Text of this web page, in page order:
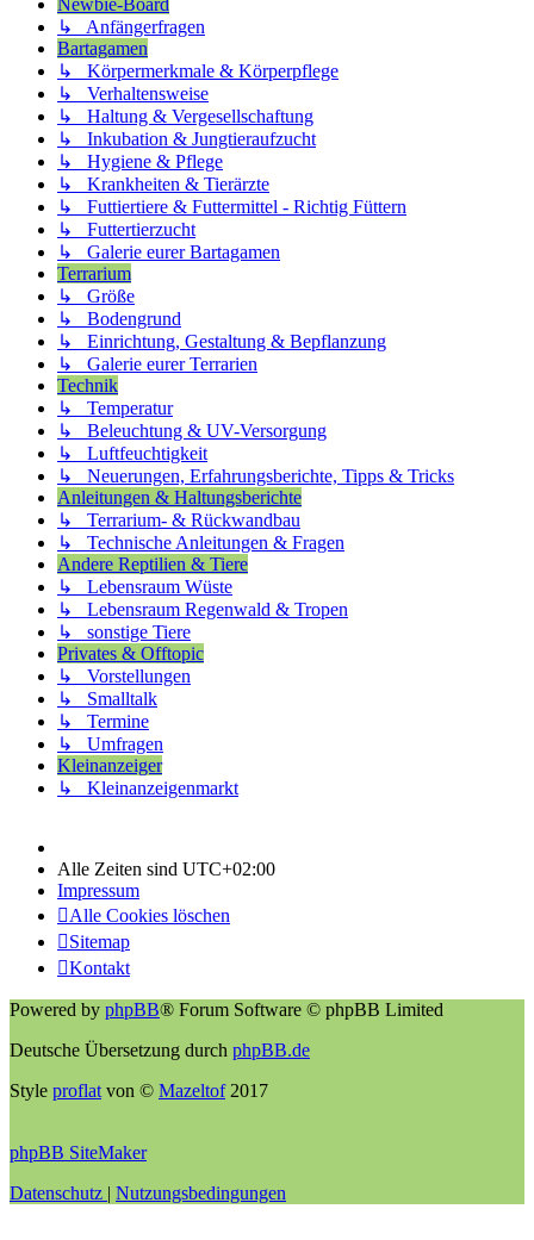
Newbie-Board
↳ Anfängerfragen
Bartagamen
↳ Körpermerkmale & Körperpflege
↳ Verhaltensweise
↳ Haltung & Vergesellschaftung
↳ Inkubation & Jungtieraufzucht
↳ Hygiene & Pflege
↳ Krankheiten & Tierärzte
↳ Futtiertiere & Futtermittel - Richtig Füttern
↳ Futtertierzucht
↳ Galerie eurer Bartagamen
Terrarium
↳ Größe
↳ Bodengrund
↳ Einrichtung, Gestaltung & Bepflanzung
↳ Galerie eurer Terrarien
Technik
↳ Temperatur
↳ Beleuchtung & UV-Versorgung
↳ Luftfeuchtigkeit
↳ Neuerungen, Erfahrungsberichte, Tipps & Tricks
Anleitungen & Haltungsberichte
↳ Terrarium- & Rückwandbau
↳ Technische Anleitungen & Fragen
Andere Reptilien & Tiere
↳ Lebensraum Wüste
↳ Lebensraum Regenwald & Tropen
↳ sonstige Tiere
Privates & Offtopic
↳ Vorstellungen
↳ Smalltalk
↳ Termine
↳ Umfragen
Kleinanzeiger
↳ Kleinanzeigenmarkt
Alle Zeiten sind UTC+02:00
Impressum
Alle Cookies löschen
Sitemap
Kontakt
Powered by phpBB® Forum Software © phpBB Limited
Deutsche Übersetzung durch phpBB.de
Style proflat von © Mazeltof2017
phpBB SiteMaker
Datenschutz | Nutzungsbedingungen